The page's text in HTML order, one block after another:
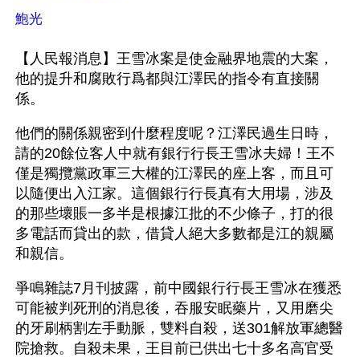
鮑光
【人民報消息】王雪冰案是使金融界地震的大案，
他的提升和腐敗行爲都與江澤民的指令有直接關
係。
他們的關係親密到什麼程度呢？江澤民過生日時，
請的20餘位客人中就有銀行行長王雪冰夫婦！王不
僅是獨攬黨政軍三大權的江澤民的座上客，而且可
以隨便出入江家。這個銀行行長真有大用場，涉及
的那些壞賬一多半是根據江批的不少條子，打的很
多電話而貸出的款，借貸人絕大多數都是江的親屬
和親信。
爭鳴雜誌7月刊披露，前中國銀行行長王雪冰在獲悉
可能被判死刑的消息後，吞服安眠藥片，又用磨尖
的牙刷柄割左手動脈，雙料自殺，送301解放軍總醫
院搶救。自殺未果，王目前已供出七十多名高官受